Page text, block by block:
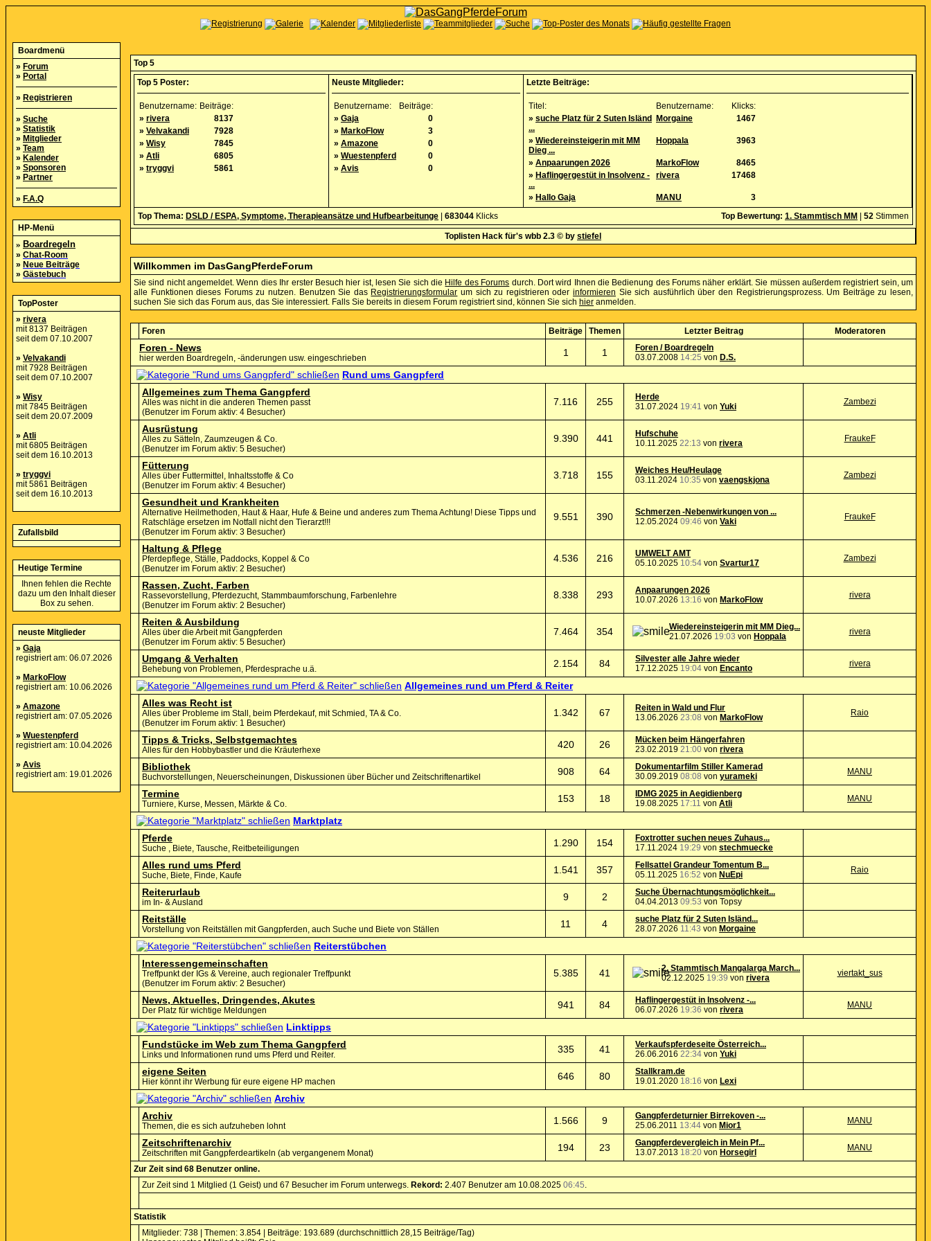
Boardmenü
» Forum
» Portal
» Registrieren
» Suche
» Statistik
» Mitglieder
» Team
» Kalender
» Sponsoren
» Partner
» F.A.Q
HP-Menü
» Boardregeln
» Chat-Room
» Neue Beiträge
» Gästebuch
TopPoster
» rivera
mit 8137 Beiträgen
seit dem 07.10.2007
» Velvakandi
mit 7928 Beiträgen
seit dem 07.10.2007
» Wisy
mit 7845 Beiträgen
seit dem 20.07.2009
» Atli
mit 6805 Beiträgen
seit dem 16.10.2013
» tryggvi
mit 5861 Beiträgen
seit dem 16.10.2013
Zufallsbild
Heutige Termine
Ihnen fehlen die Rechte
dazu um den Inhalt dieser
Box zu sehen.
neuste Mitglieder
» Gaja
registriert am: 06.07.2026
» MarkoFlow
registriert am: 10.06.2026
» Amazone
registriert am: 07.05.2026
» Wuestenpferd
registriert am: 10.04.2026
» Avis
registriert am: 19.01.2026
Top 5
Top 5 Poster:
Benutzername: Beiträge:
» rivera
8137
» Velvakandi
7928
» Wisy
7845
» Atli
6805
» tryggvi 5861
Neuste Mitglieder:
Benutzername:
Beiträge:
» Gaja
0
» MarkoFlow
3
» Amazone
0
» Wuestenpferd
0
» Avis 0
Letzte Beiträge:
Titel: Benutzername:
Klicks:
» suche Platz für 2 Suten Isländ
...
Morgaine 1467
» Wiedereinsteigerin mit MM
Dieg ...
Hoppala 3963
» Anpaarungen 2026 MarkoFlow
8465
» Haflingergestüt in Insolvenz -
...
rivera 17468
» Hallo Gaja MANU
3
Top Thema: DSLD / ESPA, Symptome, Therapieansätze und Hufbearbeitunge 683044 Klicks Top Bewertung: 1. Stammtisch MM 52 Stimmen
Toplisten Hack für's wbb 2.3 © by stiefel
Willkommen im DasGangPferdeForum
Sie sind nicht angemeldet. Wenn dies Ihr erster Besuch hier ist, lesen Sie sich die Hilfe des Forums durch. Dort wird Ihnen die Bedienung des Forums näher erklärt. Sie müssen außerdem registriert sein, um
alle Funktionen dieses Forums zu nutzen. Benutzen Sie das Registrierungsformular um sich zu registrieren oderinformieren Sie sich ausführlich über den Registrierungsprozess. Um Beiträge zu lesen,
suchen Sie sich das Forum aus, das Sie interessiert. Falls Sie bereits in diesem Forum registriert sind, können Sie sich hier anmelden.
Foren Beiträge Themen Letzter Beitrag Moderatoren
Foren - News
hier werden Boardregeln, -änderungen usw. eingeschrieben 1 1
Foren / Boardregeln
03.07.2008 14:25 von D.S.
Rund ums Gangpferd
Allgemeines zum Thema Gangpferd
Alles was nicht in die anderen Themen passt
(Benutzer im Forum aktiv: 4 Besucher)
7.116 255
Herde
31.07.2024 19:41 von Yuki Zambezi
Ausrüstung
Alles zu Sätteln, Zaumzeugen & Co.
(Benutzer im Forum aktiv: 5 Besucher)
9.390 441
Hufschuhe
10.11.2025 22:13 von rivera FraukeF
Fütterung
Alles über Futtermittel, Inhaltsstoffe & Co
(Benutzer im Forum aktiv: 4 Besucher)
3.718 155
Weiches Heu/Heulage
03.11.2024 10:35 von vaengskjona Zambezi
Gesundheit und Krankheiten
Alternative Heilmethoden, Haut & Haar, Hufe & Beine und anderes zum Thema Achtung! Diese Tipps und
Ratschläge ersetzen im Notfall nicht den Tierarzt!!!
(Benutzer im Forum aktiv: 3 Besucher)
9.551 390
Schmerzen -Nebenwirkungen von ...
12.05.2024 09:46 von Vaki FraukeF
Haltung & Pflege
Pferdepflege, Ställe, Paddocks, Koppel & Co
(Benutzer im Forum aktiv: 2 Besucher)
4.536 216
UMWELT AMT
05.10.2025 10:54 von Svartur17 Zambezi
Rassen, Zucht, Farben
Rassevorstellung, Pferdezucht, Stammbaumforschung, Farbenlehre
(Benutzer im Forum aktiv: 2 Besucher)
8.338 293
Anpaarungen 2026
10.07.2026 13:16 von MarkoFlow rivera
Reiten & Ausbildung
Alles über die Arbeit mit Gangpferden
(Benutzer im Forum aktiv: 5 Besucher)
7.464 354
Wiedereinsteigerin mit MM Dieg...
21.07.2026 19:03 von Hoppala rivera
Umgang & Verhalten
Behebung von Problemen, Pferdesprache u.ä. 2.154 84
Silvester alle Jahre wieder
17.12.2025 19:04 von Encanto rivera
Allgemeines rund um Pferd & Reiter
Alles was Recht ist
Alles über Probleme im Stall, beim Pferdekauf, mit Schmied, TA & Co.
(Benutzer im Forum aktiv: 1 Besucher)
1.342 67
Reiten in Wald und Flur
13.06.2026 23:08 von MarkoFlow Raio
Tipps & Tricks, Selbstgemachtes
Alles für den Hobbybastler und die Kräuterhexe 420 26
Mücken beim Hängerfahren
23.02.2019 21:00 von rivera
Bibliothek
Buchvorstellungen, Neuerscheinungen, Diskussionen über Bücher und Zeitschriftenartikel 908 64
Dokumentarfilm Stiller Kamerad
30.09.2019 08:08 von yurameki MANU
Termine
Turniere, Kurse, Messen, Märkte & Co. 153 18
IDMG 2025 in Aegidienberg
19.08.2025 17:11 von Atli MANU
Marktplatz
Pferde
Suche , Biete, Tausche, Reitbeteiligungen 1.290 154
Foxtrotter suchen neues Zuhaus...
17.11.2024 19:29 von stechmuecke
Alles rund ums Pferd
Suche, Biete, Finde, Kaufe 1.541 357
Fellsattel Grandeur Tomentum B...
05.11.2025 16:52 von NuEpi Raio
Reiterurlaub
im In- & Ausland 9 2
Suche Übernachtungsmöglichkeit...
04.04.2013 09:53 von Topsy
Reitställe
Vorstellung von Reitställen mit Gangpferden, auch Suche und Biete von Ställen 11 4
suche Platz für 2 Suten Isländ...
28.07.2026 11:43 von Morgaine
Reiterstübchen
Interessengemeinschaften
Treffpunkt der IGs & Vereine, auch regionaler Treffpunkt
(Benutzer im Forum aktiv: 2 Besucher)
5.385 41
2. Stammtisch Mangalarga March...
02.12.2025 19:39 von rivera viertakt_sus
News, Aktuelles, Dringendes, Akutes
Der Platz für wichtige Meldungen 941 84
Haflingergestüt in Insolvenz -...
06.07.2026 19:36 von rivera MANU
Linktipps
Fundstücke im Web zum Thema Gangpferd
Links und Informationen rund ums Pferd und Reiter. 335 41
Verkaufspferdeseite Österreich...
26.06.2016 22:34 von Yuki
eigene Seiten
Hier könnt ihr Werbung für eure eigene HP machen 646 80
Stallkram.de
19.01.2020 18:16 von Lexi
Archiv
Archiv
Themen, die es sich aufzuheben lohnt 1.566 9
Gangpferdeturnier Birrekoven -...
25.06.2011 13:44 von Mior1 MANU
Zeitschriftenarchiv
Zeitschriften mit Gangpferdeartikeln (ab vergangenem Monat) 194 23
Gangpferdevergleich in Mein Pf...
13.07.2013 18:20 von Horsegirl MANU
Zur Zeit sind 68 Benutzer online.
Zur Zeit sind 1 Mitglied (1 Geist) und 67 Besucher im Forum unterwegs. Rekord: 2.407 Benutzer am 10.08.2025 06:45.
Statistik
Mitglieder: 738 | Themen: 3.854 | Beiträge: 193.689 (durchschnittlich 28,15 Beiträge/Tag)